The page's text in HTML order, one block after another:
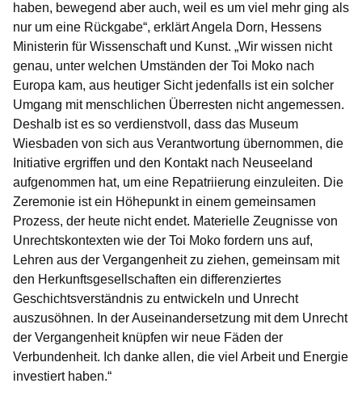
haben, bewegend aber auch, weil es um viel mehr ging als
nur um eine Rückgabe“, erklärt Angela Dorn, Hessens
Ministerin für Wissenschaft und Kunst. „Wir wissen nicht
genau, unter welchen Umständen der Toi Moko nach
Europa kam, aus heutiger Sicht jedenfalls ist ein solcher
Umgang mit menschlichen Überresten nicht angemessen.
Deshalb ist es so verdienstvoll, dass das Museum
Wiesbaden von sich aus Verantwortung übernommen, die
Initiative ergriffen und den Kontakt nach Neuseeland
aufgenommen hat, um eine Repatriierung einzuleiten. Die
Zeremonie ist ein Höhepunkt in einem gemeinsamen
Prozess, der heute nicht endet. Materielle Zeugnisse von
Unrechtskontexten wie der Toi Moko fordern uns auf,
Lehren aus der Vergangenheit zu ziehen, gemeinsam mit
den Herkunftsgesellschaften ein differenziertes
Geschichtsverständnis zu entwickeln und Unrecht
auszusöhnen. In der Auseinandersetzung mit dem Unrecht
der Vergangenheit knüpfen wir neue Fäden der
Verbundenheit. Ich danke allen, die viel Arbeit und Energie
investiert haben.“